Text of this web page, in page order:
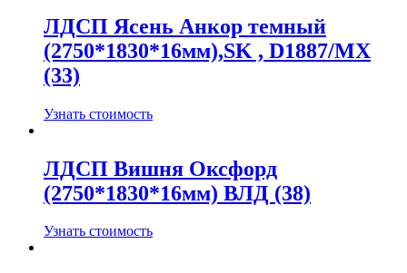
ЛДСП Ясень Анкор темный
(2750*1830*16мм),SK , D1887/MX
(33)
Узнать стоимость
ЛДСП Вишня Оксфорд
(2750*1830*16мм) ВЛД (38)
Узнать стоимость